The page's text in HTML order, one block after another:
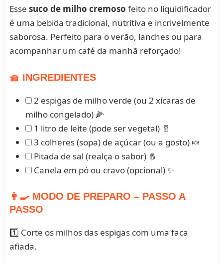
Essesuco de milho cremoso feito no liquidificador
é uma bebida tradicional, nutritiva e incrivelmente
saborosa. Perfeito para o verão, lanches ou para
acompanhar um café da manhã reforçado!
🧺 INGREDIENTES
2 espigas de milho verde (ou 2 xícaras de
milho congelado) 🌽
1 litro de leite (pode ser vegetal) 🥛
3 colheres (sopa) de açúcar (ou a gosto) 🍬
Pitada de sal (realça o sabor) 🧂
Canela em pó ou cravo (opcional) ✨
👩‍🍳 MODO DE PREPARO – PASSO A
PASSO
1️⃣ Corte os milhos das espigas com uma faca
afiada.